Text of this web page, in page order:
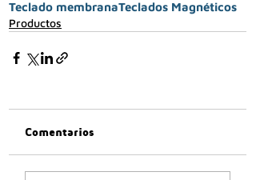
Teclado membranaTeclados Magnéticos
Productos
Comentarios